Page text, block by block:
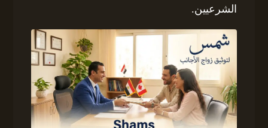
الشرعيين.